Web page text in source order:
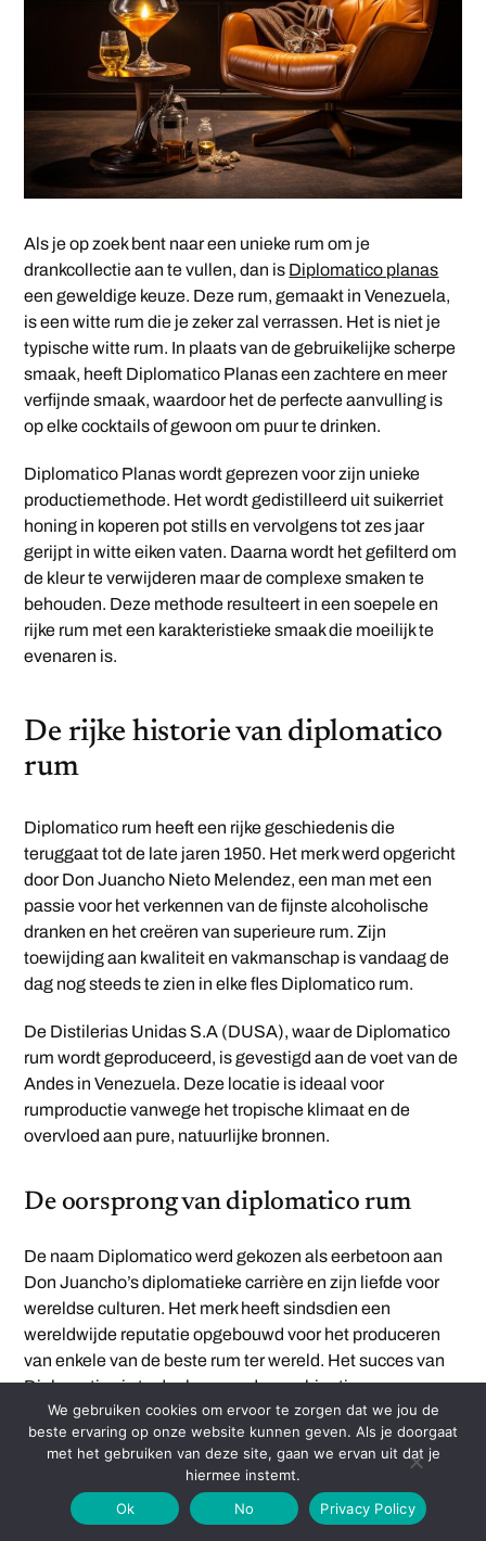
Als je op zoek bent naar een unieke rum om je
drankcollectie aan te vullen, dan is Diplomatico planas
een geweldige keuze. Deze rum, gemaakt in Venezuela,
is een witte rum die je zeker zal verrassen. Het is niet je
typische witte rum. In plaats van de gebruikelijke scherpe
smaak, heeft Diplomatico Planas een zachtere en meer
verfijnde smaak, waardoor het de perfecte aanvulling is
op elke cocktails of gewoon om puur te drinken.
Diplomatico Planas wordt geprezen voor zijn unieke
productiemethode. Het wordt gedistilleerd uit suikerriet
honing in koperen pot stills en vervolgens tot zes jaar
gerijpt in witte eiken vaten. Daarna wordt het gefilterd om
de kleur te verwijderen maar de complexe smaken te
behouden. Deze methode resulteert in een soepele en
rijke rum met een karakteristieke smaak die moeilijk te
evenaren is.
De rijke historie van diplomatico
rum
Diplomatico rum heeft een rijke geschiedenis die
teruggaat tot de late jaren 1950. Het merk werd opgericht
door Don Juancho Nieto Melendez, een man met een
passie voor het verkennen van de fijnste alcoholische
dranken en het creëren van superieure rum. Zijn
toewijding aan kwaliteit en vakmanschap is vandaag de
dag nog steeds te zien in elke fles Diplomatico rum.
De Distilerias Unidas S.A (DUSA), waar de Diplomatico
rum wordt geproduceerd, is gevestigd aan de voet van de
Andes in Venezuela. Deze locatie is ideaal voor
rumproductie vanwege het tropische klimaat en de
overvloed aan pure, natuurlijke bronnen.
De oorsprong van diplomatico rum
De naam Diplomatico werd gekozen als eerbetoon aan
Don Juancho’s diplomatieke carrière en zijn liefde voor
wereldse culturen. Het merk heeft sindsdien een
wereldwijde reputatie opgebouwd voor het produceren
van enkele van de beste rum ter wereld. Het succes van
Diplomatico is te danken aan de combinatie van
traditionele methoden, innovatieve technieken, en een
niet-aflatende toewijding aan kwaliteit.
Hoe diplomatico zich onderscheidt
We gebruiken cookies om ervoor te zorgen dat we jou de
beste ervaring op onze website kunnen geven. Als je doorgaat
met het gebruiken van deze site, gaan we ervan uit dat je
hiermee instemt.
Ok
No Privacy Policy